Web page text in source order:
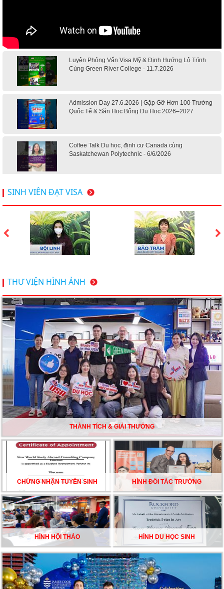
Luyện Phỏng Vấn Visa Mỹ & Định Hướng Lộ Trình
Cùng Green River College - 11.7.2026
Admission Day 27.6.2026 | Gặp Gỡ Hơn 100 Trường
Quốc Tế & Săn Học Bổng Du Học 2026–2027
Coffee Talk Du học, định cư Canada cùng
Saskatchewan Polytechnic - 6/6/2026
Hội thảo du học Mỹ 18.4.2026 - Đại học Mỹ học phí
dưới 20k/ năm
Du học Mỹ 2026 - Lấy bằng cử nhân lúc 20 tuổi cùng
chương trình High School Completion, Washington
bạn khám phá
Du học Mỹ năm 2026: Cơ hội học tập và trải nghiệm tại
nền giáo dục hàng đầu
TƯ VẤN DU HỌC TOÀN DIỆN – BƯỚC ĐỆM VỮNG
CHẮC TỪ NEW WORLD EDUCATION
DU HỌC ÚC DẦN TRỞ THÀNH LỰA CHỌN HÀNG
ĐẦU CỦA DU HỌC SINH NĂM 2026 – VÀ TẤT CẢ
ĐỀU CÓ LÝ DO!!
CHẠM GIẤC MƠ DU HỌC MỸ – BẮT ĐẦU TỪ NGÀY
HỘI GHI DANH & SĂN HỌC BỔNG KỲ SPRING 2026
SINH VIÊN ĐẠT VISA
THƯ VIỆN HÌNH ẢNH
THÀNH TÍCH & GIẢI THƯỞNG
CHỨNG NHẬN TUYỂN SINH HÌNH ĐỐI TÁC TRƯỜNG
HÌNH HỘI THẢO HÌNH DU HỌC SINH